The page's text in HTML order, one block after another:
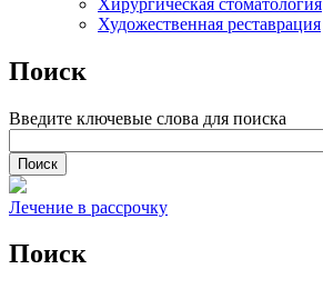
Художественная реставрация
Поиск
Введите ключевые слова для поиска
Лечение в рассрочку
Поиск